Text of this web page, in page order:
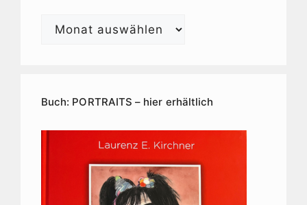
Laurenz
Buch: PORTRAITS – hier erhältlich